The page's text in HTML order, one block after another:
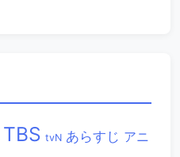
TBS tvN あらすじ アニ